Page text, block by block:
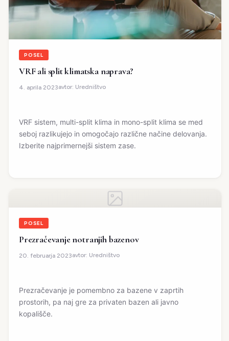
POSEL
VRF ali split klimatska naprava?
4. aprila 2023avtor: Uredništvo
VRF sistem, multi-split klima in mono-split klima se med
seboj razlikujejo in omogočajo različne načine delovanja.
Izberite najprimernejši sistem zase.
POSEL
Prezračevanje notranjih bazenov
20. februarja 2023avtor: Uredništvo
Prezračevanje je pomembno za bazene v zaprtih
prostorih, pa naj gre za privaten bazen ali javno
kopališče.